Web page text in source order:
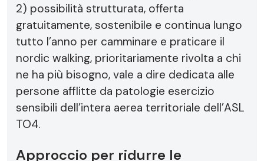
2) possibilità strutturata, offerta
gratuitamente, sostenibile e continua lungo
tutto l’anno per camminare e praticare il
nordic walking, prioritariamente rivolta a chi
ne ha più bisogno, vale a dire dedicata alle
persone afflitte da patologie esercizio
sensibili dell’intera aerea territoriale dell’ASL
TO4.
Approccio per ridurre le